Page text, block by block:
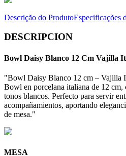
Descrição do ProdutoEspecificações
DESCRIPCION
Bowl Daisy Blanco 12 Cm Vajilla
"Bowl Daisy Blanco 12 cm – Vajilla
Bowl en porcelana italiana de 12
tonos blancos. Perfecto para servir
acompañamientos, aportando
de mesa."
MESA